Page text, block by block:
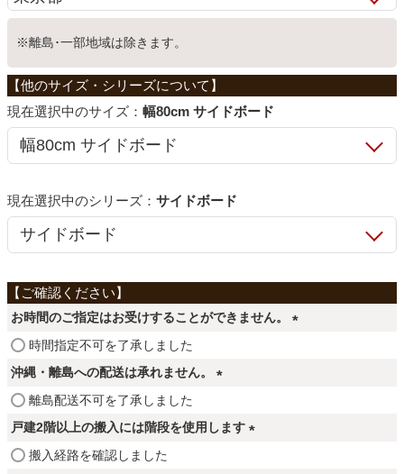
こたつ
ファブリック
カーテン
ラグ
マット
※離島･一部地域は除きます。
サイズ： 幅80cm サイドボード
シリーズ： サイドボード
お時間のご指定はお受けすることができません。
時間指定不可を了承しました
沖縄・離島への配送は承れません。
必
離島配送不可を了承しました
戸建2階以上の搬入には階段を使用します
搬入経路を確認しました